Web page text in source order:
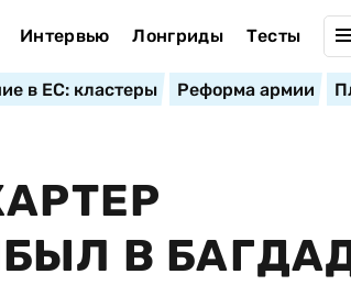
Интервью Лонгриды Тесты
в ЕС: кластеры Реформа армии
В